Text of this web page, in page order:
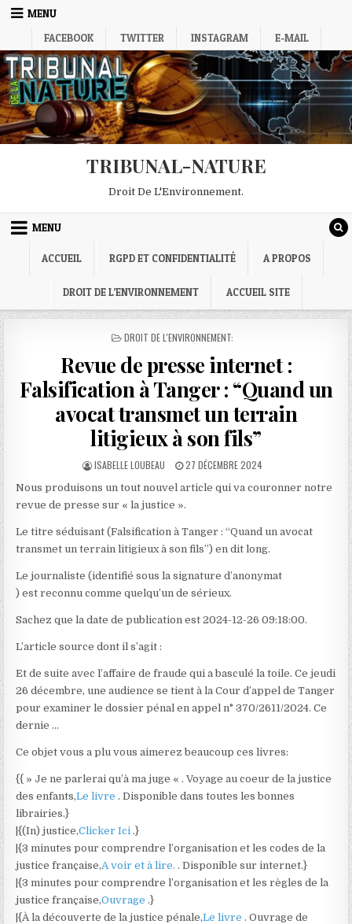
Skip
MENU
FACEBOOK
TWITTER INSTAGRAM E-MAIL
TRIBUNAL-NATURE
Droit De L'Environnement.
MENU
ACCUEIL RGPD ET CONFIDENTIALITÉ A PROPOS
DROIT DE L’ENVIRONNEMENT ACCUEIL SITE
POSTED
DROIT DE L'ENVIRONNEMENT:
Revue de presse internet :
Falsification à Tanger : “Quand un
avocat transmet un terrain
litigieux à son fils”
AUTHOR:
ISABELLE LOUBEAU
PUBLISHED
27 DÉCEMBRE 2024
Nous produisons un tout nouvel article qui va couronner notre
revue de presse sur « la justice ».
Le titre séduisant (Falsification à Tanger : “Quand un avocat
transmet un terrain litigieux à son fils”) en dit long.
Le journaliste (identifié sous la signature d’anonymat
) est reconnu comme quelqu’un de sérieux.
Sachez que la date de publication est 2024-12-26 09:18:00.
L’article source dont il s’agit :
Et de suite avec l’affaire de fraude qui a basculé la toile. Ce jeudi
26 décembre, une audience se tient à la Cour d’appel de Tanger
pour examiner le dossier pénal en appel n° 370/2611/2024. Ce
dernie …
Ce objet vous a plu vous aimerez beaucoup ces livres:
{{ » Je ne parlerai qu’à ma juge « . Voyage au coeur de la justice
des enfants,Le livre. Disponible dans toutes les bonnes
librairies.}
|{(In) justice,Clicker Ici.}
|{3 minutes pour comprendre l’organisation et les codes de la
justice française,A voir et à lire.. Disponible sur internet.}
|{3 minutes pour comprendre l’organisation et les règles de la
justice française,Ouvrage.}
|{À la découverte de la justice pénale,Le livre. Ouvrage de